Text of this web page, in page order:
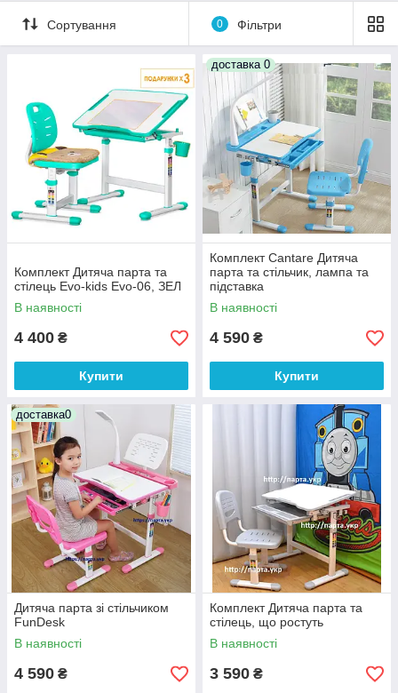
Сортування 0 Фільтри
Комплект Дитяча парта та
стілець Evo-kids Evo-06, ЗЕЛ
В наявності
4 400 ₴
Купити
доставка 0
Комплект Cantare Дитяча
парта та стільчик, лампа та
підставка
В наявності
4 590 ₴
Купити
доставка0
Дитяча парта зі стільчиком
FunDesk
В наявності
4 590 ₴
Комплект Дитяча парта та
стілець, що ростуть
В наявності
3 590 ₴